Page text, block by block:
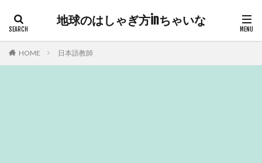
地球のはしゃぎ方inちゃいな
HOME 日本語教師